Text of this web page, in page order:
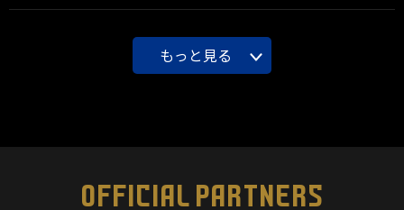
もっと見る
OFFICIAL PARTNERS